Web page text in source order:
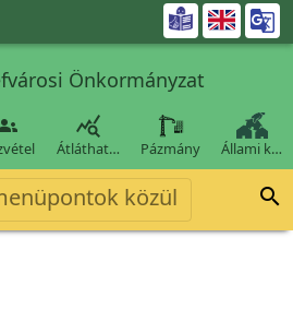

Önkormányzat

Átláthat… Pázmány Állami k…
közül 